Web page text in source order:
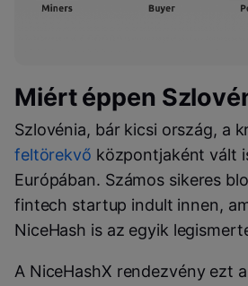
Miért éppen
Szlovénia, bár kicsi ország, a
feltörekvő központjaként vált
Európában. Számos sikeres
fintech startup indult innen,
NiceHash is az egyik
A NiceHashX rendezvény ezt